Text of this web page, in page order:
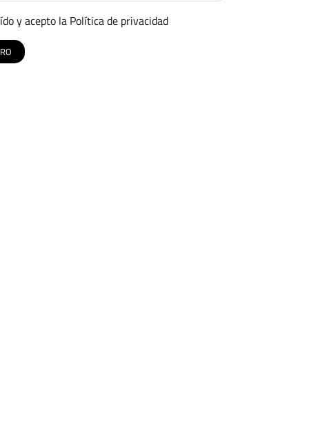
y acepto la Política de privacidad